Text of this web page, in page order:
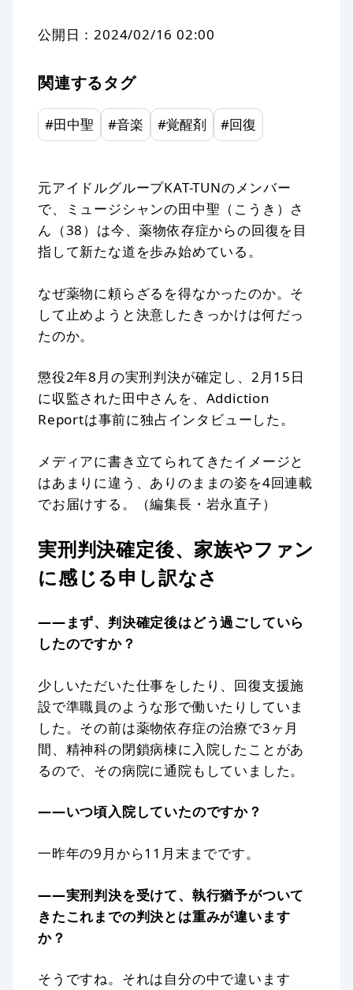
公開日：2024/02/16 02:00
関連するタグ
#田中聖 #音楽 #覚醒剤 #回復
元アイドルグループKAT-TUNのメンバー
で、ミュージシャンの田中聖（こうき）さ
ん（38）は今、薬物依存症からの回復を目
指して新たな道を歩み始めている。
なぜ薬物に頼らざるを得なかったのか。そ
して止めようと決意したきっかけは何だっ
たのか。
懲役2年8月の実刑判決が確定し、2月15日
に収監された田中さんを、Addiction
Reportは事前に独占インタビューした。
メディアに書き立てられてきたイメージと
はあまりに違う、ありのままの姿を4回連載
でお届けする。（編集長・岩永直子）
実刑判決確定後、家族やファン
に感じる申し訳なさ
——まず、判決確定後はどう過ごしていら
したのですか？
少しいただいた仕事をしたり、回復支援施
設で準職員のような形で働いたりしていま
した。その前は薬物依存症の治療で3ヶ月
間、精神科の閉鎖病棟に入院したことがあ
るので、その病院に通院もしていました。
——いつ頃入院していたのですか？
一昨年の9月から11月末までです。
——実刑判決を受けて、執行猶予がついて
きたこれまでの判決とは重みが違います
か？
そうですね。それは自分の中で違います